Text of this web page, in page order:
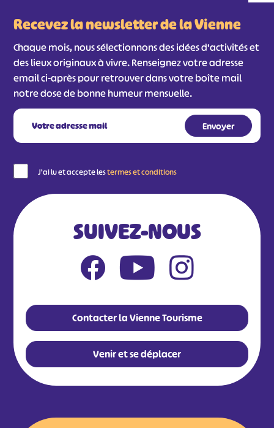
Recevez la newsletter de la Vienne
Chaque mois, nous sélectionnons des idées d'activités et
des lieux originaux à vivre. Renseignez votre adresse
email ci-après pour retrouver dans votre boîte mail
notre dose de bonne humeur mensuelle.
J'ai lu et accepte lestermes et conditions
SUIVEZ-NOUS
Contacter la Vienne Tourisme
Venir et se déplacer